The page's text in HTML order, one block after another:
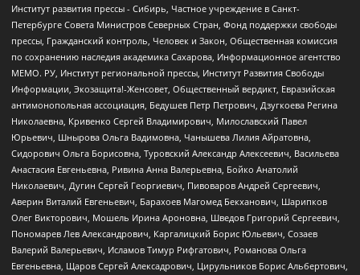
Институт развития прессы - Сибирь, Частное учреждение в Санкт-
Петербурге Совета Министров Северных Стран, Фонд поддержки свободы
прессы, Гражданский контроль, Человек и Закон, Общественная комиссия
по сохранению наследия академика Сахарова, Информационное агентство
МЕМО. РУ, Институт региональной прессы, Институт Развития Свободы
Информации, Экозащита!-Женсовет, Общественный вердикт, Евразийская
антимонопольная ассоциация, Бедушев Петр Петрович, Дзугкоева Регина
Николаевна, Кривенко Сергей Владимирович, Милославский Павел
Юрьевич, Шнырова Ольга Вадимовна, Чанышева Лилия Айратовна,
Сидорович Ольга Борисовна, Туровский Александр Алексеевич, Васильева
Анастасия Евгеньевна, Ривина Анна Валерьевна, Бойко Анатолий
Николаевич, Дугин Сергей Георгиевич, Пивоваров Андрей Сергеевич,
Аверин Виталий Евгеньевич, Барахоев Магомед Бекханович, Шарипков
Олег Викторович, Мошель Ирина Ароновна, Шведов Григорий Сергеевич,
Пономарев Лев Александрович, Каргалицкий Борис Юльевич, Созаев
Валерий Валерьевич, Исламов Тимур Рифгатович, Романова Ольга
Евгеньевна, Щаров Сергей Алексадрович, Цирульников Борис Альбертович,